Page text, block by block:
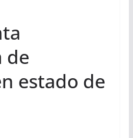
de
estado de